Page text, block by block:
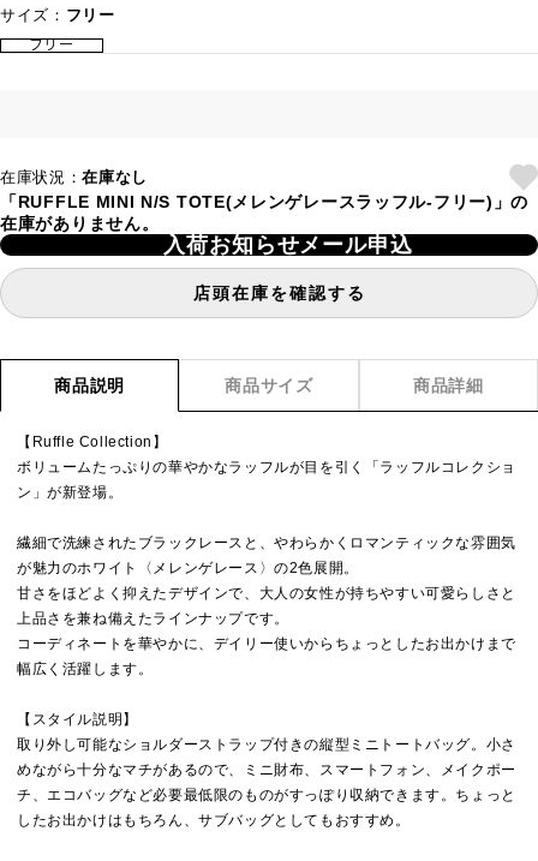
サイズ： フリー
フリー
在庫状況：在庫なし
「RUFFLE MINI N/S TOTE(メレンゲレースラッフル-フリー)」の
在庫がありません。
入荷お知らせメール申込
店頭在庫を確認する
商品説明 商品サイズ 商品詳細
【Ruffle Collection】
ボリュームたっぷりの華やかなラッフルが目を引く「ラッフルコレクショ
ン」が新登場。
繊細で洗練されたブラックレースと、やわらかくロマンティックな雰囲気
が魅力のホワイト〈メレンゲレース〉の2色展開。
甘さをほどよく抑えたデザインで、大人の女性が持ちやすい可愛らしさと
上品さを兼ね備えたラインナップです。
コーディネートを華やかに、デイリー使いからちょっとしたお出かけまで
幅広く活躍します。
【スタイル説明】
取り外し可能なショルダーストラップ付きの縦型ミニトートバッグ。小さ
めながら十分なマチがあるので、ミニ財布、スマートフォン、メイクポー
チ、エコバッグなど必要最低限のものがすっぽり収納できます。ちょっと
したお出かけはもちろん、サブバッグとしてもおすすめ。